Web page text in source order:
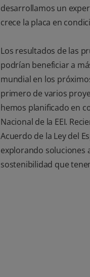
desarrollamos un
crece la placa en
Los resultados de las
podrían beneficiar a
mundial en los
primero de varios
hemos planificado en
Nacional de la EEI.
Acuerdo de la Ley del
explorando soluciones
sostenibilidad que